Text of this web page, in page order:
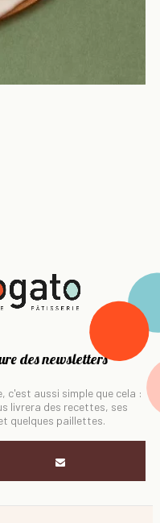
des newsletters
c'est aussi simple que cela :
livrera des recettes, ses
quelques paillettes.